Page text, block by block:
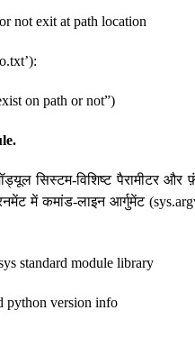
not exit at path location
on path or not”)
सिस्टम-विशिष्ट पैरामीटर
में कमांड-लाइन आर्गुमेंट
standard module library
python version info